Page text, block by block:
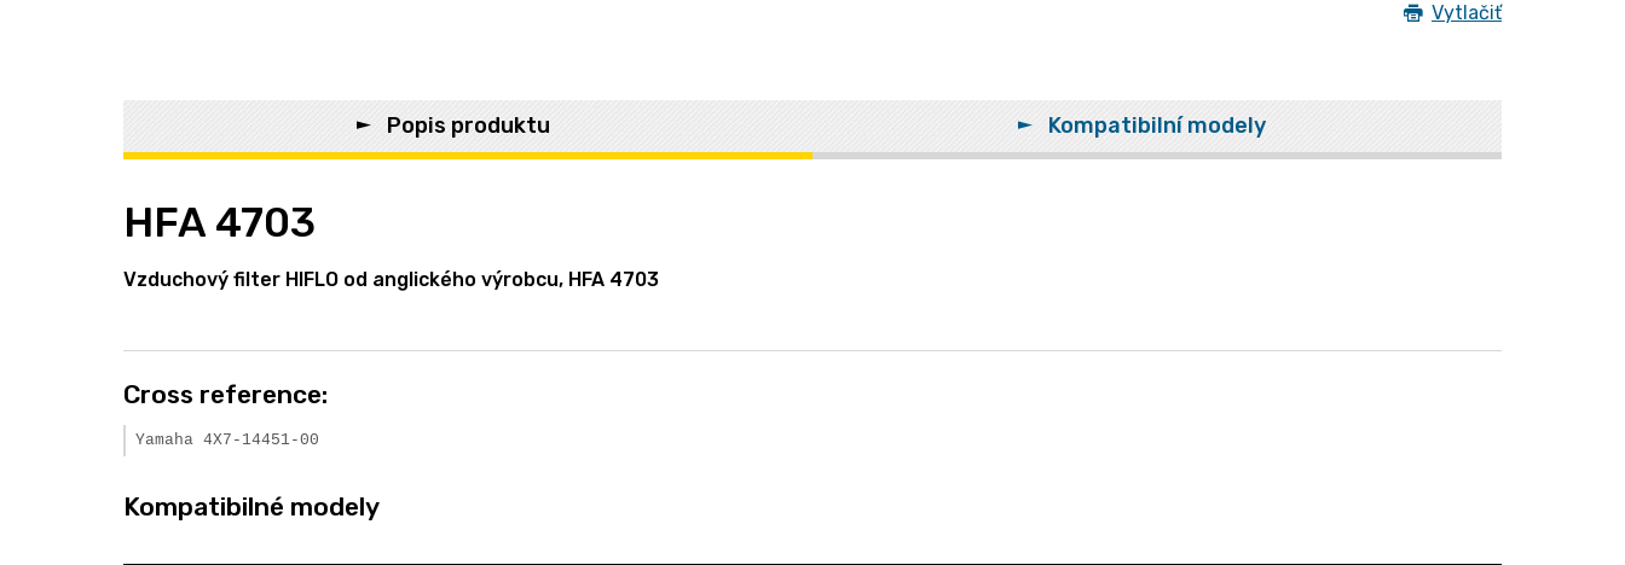
Vytlačiť
Popis produktu Kompatibilní modely
HFA 4703
Vzduchový filter HIFLO od anglického výrobcu, HFA 4703
Cross reference:
Yamaha 4X7-14451-00
Kompatibilné modely